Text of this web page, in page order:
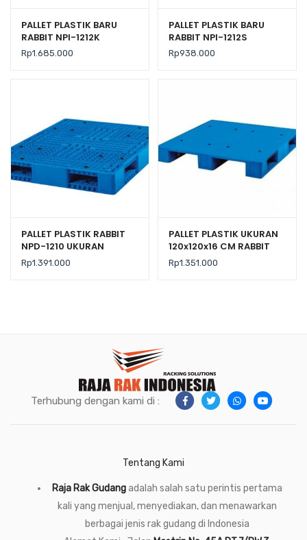
PALLET PLASTIK BARU
RABBIT NPI-1212K
UKURAN 120x120x13,5 CM
Rp1.685.000
PALLET PLASTIK BARU
RABBIT NPI-1212S
UKURAN 120x120x7,5 CM
FLOORING ONLY
Rp938.000
PALLET PLASTIK RABBIT
NPD-1210 UKURAN
120x100x15 CM
Rp1.391.000
PALLET PLASTIK UKURAN
120x120x16 CM RABBIT
TIPE NPR-1212
Rp1.351.000
Terhubung dengan kami di :
Tentang Kami
Raja Rak Gudangadalah salah satu perintis pertama
kali yang menjual, menyediakan, dan menawarkan
berbagai jenis rak gudang di Indonesia